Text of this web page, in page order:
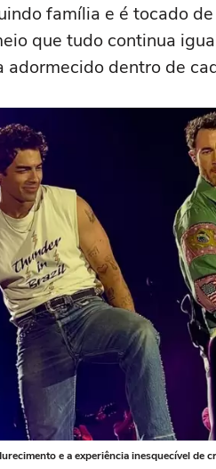
família e é tocado
que tudo continua
dentro de
e a experiência inesquecível de